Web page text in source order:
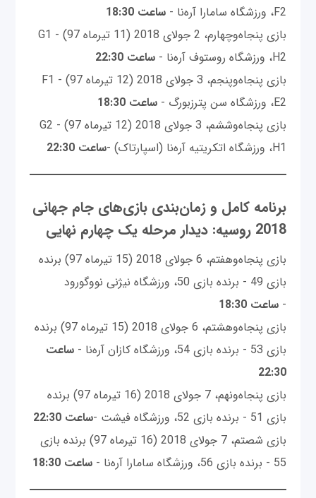
F2، ورزشگاه سامارا آره‌نا -
ساعت 18:30
بازی پنجاه‌وچهارم، 2 جولای 2018 (11 تیرماه 97) G1 -
H2، ورزشگاه روستوف آره‌نا -
ساعت 22:30
بازی پنجاه‌وپنجم، 3 جولای 2018 (12 تیرماه 97) F1 -
E2، ورزشگاه سن پترزبورگ -
ساعت 18:30
بازی پنجاه‌وششم، 3 جولای 2018 (12 تیرماه 97) G2 -
H1، ورزشگاه اتکریتیه آره‌نا (اسپارتاک) -
ساعت 22:30
برنامه کامل و زمان‌بندی بازی‌های جام جهانی
2018 روسیه: دیدار مرحله یک چهارم نهایی
بازی پنجاه‌وهفتم، 6 جولای 2018 (15 تیرماه 97) برنده
بازی 49 - برنده بازی 50، ورزشگاه نیژنی نووگورود
-ساعت 18:30
بازی پنجاه‌وهشتم، 6 جولای 2018 (15 تیرماه 97) برنده
بازی 53 - برنده بازی 54، ورزشگاه کازان آره‌نا -
ساعت
22:30
بازی پنجاه‌ونهم، 7 جولای 2018 (16 تیرماه 97) برنده
بازی 51 - برنده بازی 52، ورزشگاه فیشت -
ساعت 22:30
بازی شصتم، 7 جولای 2018 (16 تیرماه 97) برنده بازی
55 - برنده بازی 56، ورزشگاه سامارا آره‌نا -
ساعت 18:30